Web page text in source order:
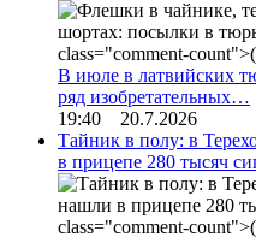
В июле в латвийских
ряд изобретательных…
19:40 20.7.2026
Тайник в полу: в
в прицепе 280 тысяч